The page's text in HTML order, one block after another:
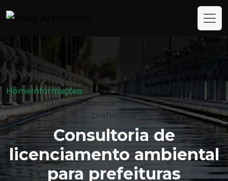
HomeInformações
Consultoria de licenciamento ambiental para
prefeituras
Consultoria de
licenciamento ambiental
para prefeituras